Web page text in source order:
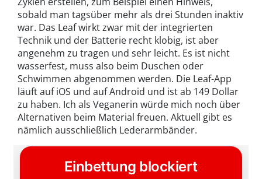
sobald man tagsüber mehr als drei Stunden inaktiv
war. Das Leaf wirkt zwar mit der integrierten
Technik und der Batterie recht klobig, ist aber
angenehm zu tragen und sehr leicht. Es ist nicht
wasserfest, muss also beim Duschen oder
Schwimmen abgenommen werden. Die Leaf-App
läuft auf iOS und auf Android und ist ab 149 Dollar
zu haben. Ich als Veganerin würde mich noch über
Alternativen beim Material freuen. Aktuell gibt es
nämlich ausschließlich Lederarmbänder.